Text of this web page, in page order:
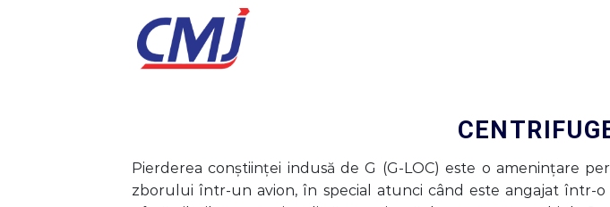
Pierderea conștiinței indusă de G (G-LOC) este o amenințare
zborului într-un avion, în special atunci când este angajat într-